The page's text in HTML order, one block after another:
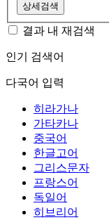
상세검색
결과 내 재검색
인기 검색어
다국어 입력
히라가나
가타카나
중국어
한글고어
그리스문자
프랑스어
독일어
히브리어